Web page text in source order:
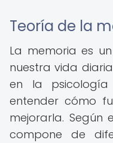
Teoría de la
La memoria es
nuestra vida
en la
entender cómo
mejorarla. Según
compone de